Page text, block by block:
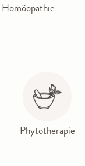
Homöopathie
Phytotherapie